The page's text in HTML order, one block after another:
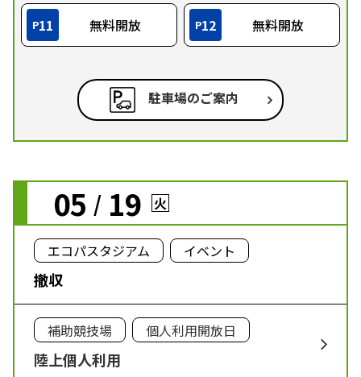
P11 無料開放 P12 無料開放
駐車場のご案内
05 / 19 火
エコパスタジアム イベント
撤収
補助競技場 個人利用開放日
陸上個人利用